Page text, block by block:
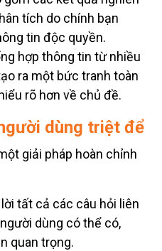
tích do chính bạn
tin độc quyền.
hợp thông tin từ nhiều
ra một bức tranh toàn
rõ hơn về chủ đề.
dùng triệt để
giải pháp hoàn chỉnh
tất cả các câu hỏi liên
dùng có thể có,
quan trọng.